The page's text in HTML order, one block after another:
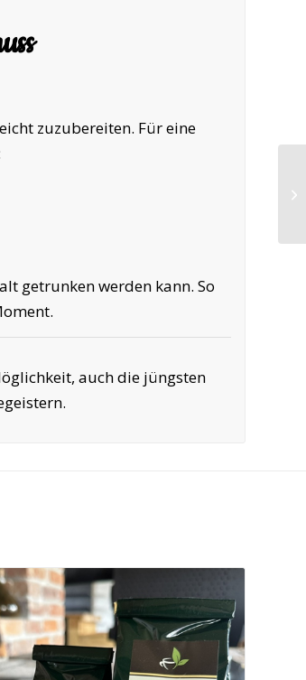
zuzubereiten. Für eine
getrunken werden kann. So
auch die jüngsten